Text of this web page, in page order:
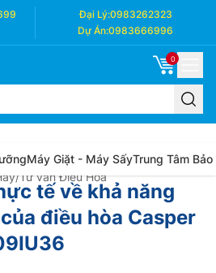
Đại Lý:0983262323
Dự Án:0983666996
0
Máy Giặt - Máy SấyTrung Tâm Bảo
/Tư vấn Điều Hòa
tế về khả năng
điều hòa Casper